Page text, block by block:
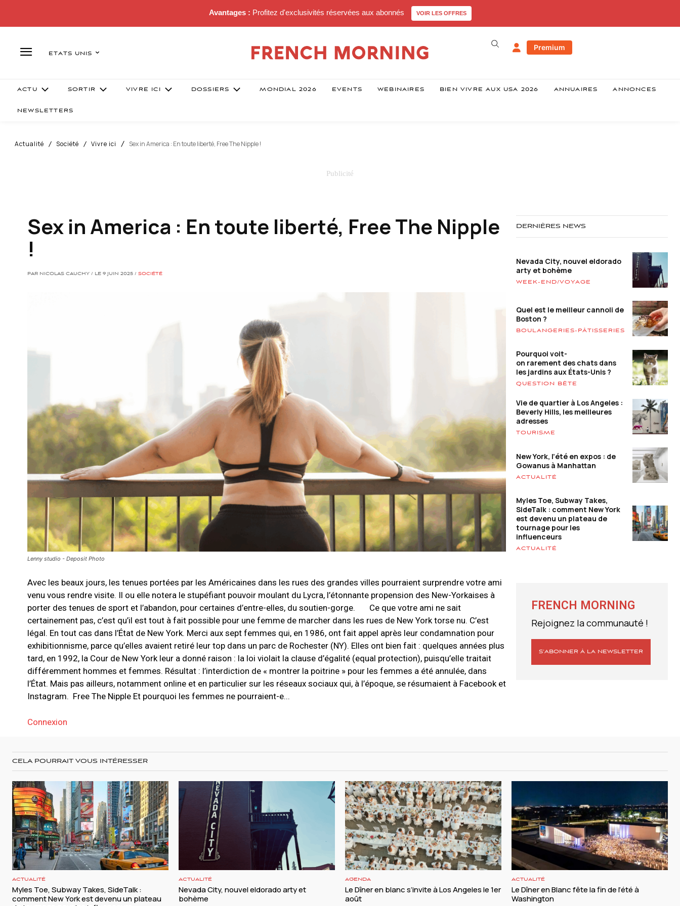
Avantages : Profitez d'exclusivités réservées aux abonnés VOIR LES OFFRES
ETATS UNIS
Premium
ACTU SORTIR VIVRE ICI DOSSIERS MONDIAL 2026 EVENTS WEBINAIRES BIEN VIVRE AUX USA 2026 ANNUAIRES ANNONCES
NEWSLETTERS
Actualité Société Vivre ici Sex in America : En toute liberté, Free The Nipple !
Sex in America : En toute liberté, Free The Nipple
!
PAR NICOLAS CAUCHY / LE 9 JUIN 2025 / SOCIÉTÉ
Lenny studio - Deposit Photo
Avec les beaux jours, les tenues portées par les Américaines dans les rues des grandes villes pourraient surprendre votre ami
venu vous rendre visite. Il ou elle notera le stupéfiant pouvoir moulant du Lycra, l’étonnante propension des New-Yorkaises à
porter des tenues de sport et l’abandon, pour certaines d’entre-elles, du soutien-gorge. Ce que votre ami ne sait
certainement pas, c’est qu’il est tout à fait possible pour une femme de marcher dans les rues de New York torse nu. C’est
légal. En tout cas dans l’État de New York. Merci aux sept femmes qui, en 1986, ont fait appel après leur condamnation pour
exhibitionnisme, parce qu’elles avaient retiré leur top dans un parc de Rochester (NY). Elles ont bien fait : quelques années plus
tard, en 1992, la Cour de New York leur a donné raison : la loi violait la clause d’égalité (equal protection), puisqu’elle traitait
différemment hommes et femmes. Résultat : l’interdiction de « montrer la poitrine » pour les femmes a été annulée, dans
l’État. Mais pas ailleurs, notamment online et en particulier sur les réseaux sociaux qui, à l’époque, se résumaient à Facebook et
Instagram. Free The Nipple Et pourquoi les femmes ne pourraient-e...
Connexion
DERNIÈRES NEWS
Nevada City, nouvel eldorado
arty et bohème
WEEK-END/VOYAGE
Quel est le meilleur cannoli de
Boston ?
BOULANGERIES-PÂTISSERIES
Pourquoi voit-
on rarement des chats dans
les jardins aux États-Unis ?
QUESTION BÊTE
Vie de quartier à Los Angeles :
Beverly Hills, les meilleures
adresses
TOURISME
New York, l’été en expos : de
Gowanus à Manhattan
ACTUALITÉ
Myles Toe, Subway Takes,
SideTalk : comment New York
est devenu un plateau de
tournage pour les
influenceurs
ACTUALITÉ
FRENCH MORNING
Rejoignez la communauté !
S’ABONNER À LA NEWSLETTER
CELA POURRAIT VOUS INTÉRESSER
ACTUALITÉ
Myles Toe, Subway Takes, SideTalk :
comment New York est devenu un plateau
ACTUALITÉ
Nevada City, nouvel eldorado arty et
bohème
AGENDA
Le Dîner en blanc s’invite à Los Angeles le 1er
août
ACTUALITÉ
Le Dîner en Blanc fête la fin de l’été à
Washington